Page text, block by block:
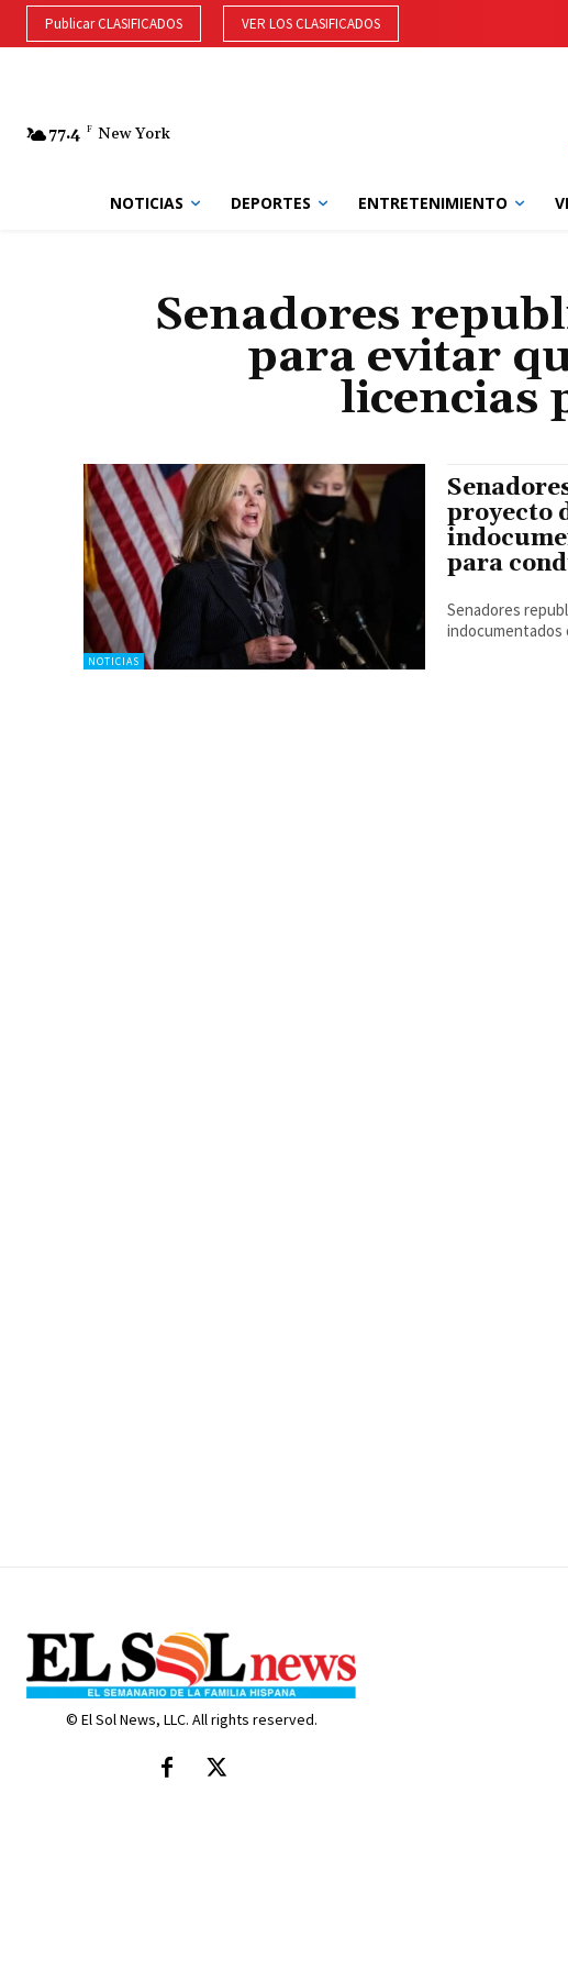
Publicar CLASIFICADOS VER LOS CLASIFICADOS
77.4 F New York
NOTICIAS DEPORTES ENTRETENIMIENTO
Senadores
para evitar
licencias
NOTICIAS
proyecto
para
Senadores
indocumentados
© El Sol News, LLC. All rights reserved.